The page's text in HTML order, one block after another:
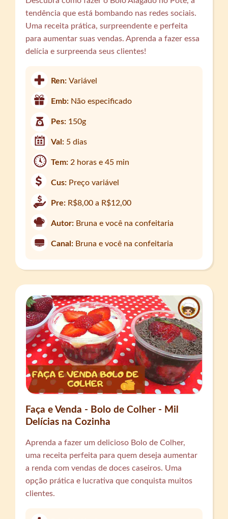
tendência que está bombando nas redes sociais.
Uma receita prática, surpreendente e perfeita
para aumentar suas vendas. Aprenda a fazer essa
delícia e surpreenda seus clientes!
Ren:Variável
Emb: Não especificado
Pes: 150g
Val: 5 dias
Tem: 2 horas e 45 min
Cus: Preço variável
Pre: R$8,00 a R$12,00
Autor: Bruna e você na confeitaria
Canal: Bruna e você na confeitaria
Faça e Venda - Bolo de Colher - Mil
Delícias na Cozinha
Aprenda a fazer um delicioso Bolo de Colher,
uma receita perfeita para quem deseja aumentar
a renda com vendas de doces caseiros. Uma
opção prática e lucrativa que conquista muitos
clientes.